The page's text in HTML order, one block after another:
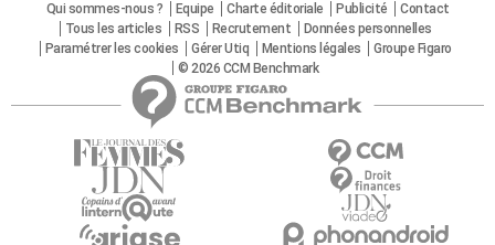
Qui sommes-nous ? Equipe Charte éditoriale Publicité
Contact
Tous les articles
RSS Recrutement
Données personnelles
Paramétrer les cookies
Gérer Utiq Mentions légales
Groupe Figaro
© 2026 CCM Benchmark